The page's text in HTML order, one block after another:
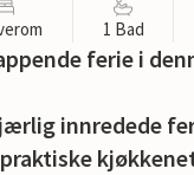
1 Bad
ferie i
innredede